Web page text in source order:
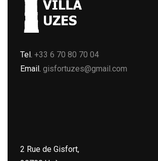
Tel. +33 6 70 80 70 04
Email. gisfortuzes@gmail.com
2 Rue de Gisfort,